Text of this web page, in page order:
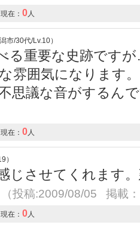
現在： 0 人
市/30代/Lv.10）
る重要な史跡です
雰囲気になります
思議な音がするん
現在： 0 人
）
じさせてくれます
（投稿:2009/08/05 掲載
現在： 0 人